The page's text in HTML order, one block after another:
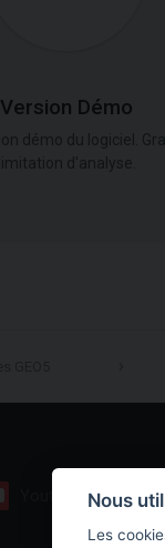
Version Démo
Nous
Les